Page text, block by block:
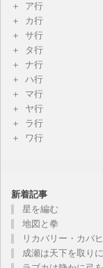
ア行
カ行
サ行
タ行
ナ行
ハ行
マ行
ヤ行
ラ行
ワ行
新着記事
星を編む
地図と拳
リカバリー・カバ
成瀬は天下を取りに